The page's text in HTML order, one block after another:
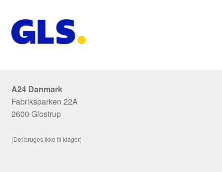
A24 Danmark
Fabriksparken 22A
2600 Glostrup
(Det bruges ikke til klager)